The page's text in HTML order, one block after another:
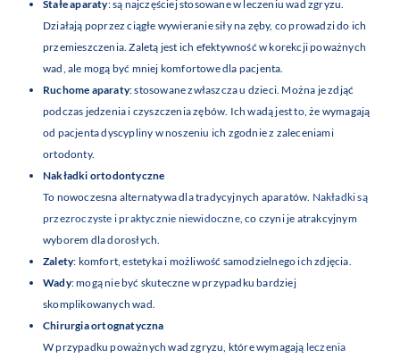
Stałe aparaty: są najczęściej stosowane w leczeniu wad zgryzu.
Działają poprzez ciągłe wywieranie siły na zęby, co prowadzi do ich
przemieszczenia. Zaletą jest ich efektywność w korekcji poważnych
wad, ale mogą być mniej komfortowe dla pacjenta.
Ruchome aparaty: stosowane zwłaszcza u dzieci. Można je zdjąć
podczas jedzenia i czyszczenia zębów. Ich wadą jest to, że wymagają
od pacjenta dyscypliny w noszeniu ich zgodnie z zaleceniami
ortodonty.
Nakładki ortodontyczne
To nowoczesna alternatywa dla tradycyjnych aparatów. Nakładki są
przezroczyste i praktycznie niewidoczne, co czyni je atrakcyjnym
wyborem dla dorosłych.
Zalety: komfort, estetyka i możliwość samodzielnego ich zdjęcia.
Wady: mogą nie być skuteczne w przypadku bardziej
skomplikowanych wad.
Chirurgia ortognatyczna
W przypadku poważnych wad zgryzu, które wymagają leczenia